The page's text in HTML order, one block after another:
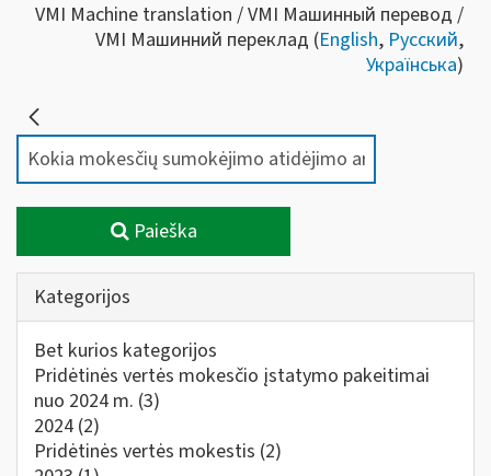
VMI Machine translation / VMI Машинный перевод /
VMI Машинний переклад (English, Русский,
Українська)
Paieška
Kategorijos
Bet kurios kategorijos
Pridėtinės vertės mokesčio įstatymo pakeitimai
nuo 2024 m. (3)
2024 (2)
Pridėtinės vertės mokestis (2)